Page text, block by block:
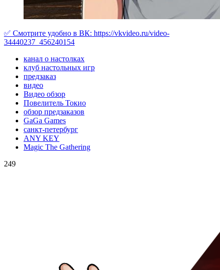
✅ Cмотрите удобно в ВК: https://vkvideo.ru/video-
34440237_456240154
канал о настолках
клуб настольных игр
предзаказ
видео
Видео обзор
Повелитель Токио
обзор предзаказов
GaGa Games
санкт-петербург
ANY KEY
Magic The Gathering
249